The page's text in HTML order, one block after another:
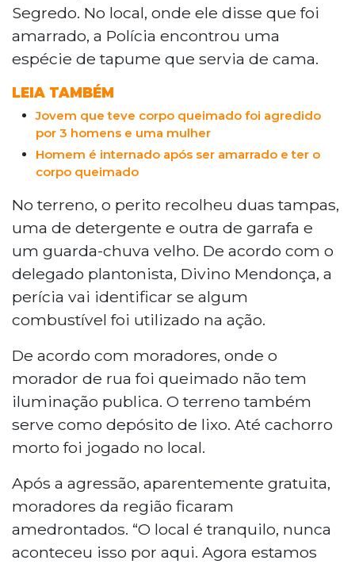
Segredo. No local, onde ele disse que foi
amarrado, a Polícia encontrou uma
espécie de tapume que servia de cama.
LEIA TAMBÉM
Jovem que teve corpo queimado foi agredido
por 3 homens e uma mulher
Homem é internado após ser amarrado e ter o
corpo queimado
No terreno, o perito recolheu duas tampas,
uma de detergente e outra de garrafa e
um guarda-chuva velho. De acordo com o
delegado plantonista, Divino Mendonça, a
perícia vai identificar se algum
combustível foi utilizado na ação.
De acordo com moradores, onde o
morador de rua foi queimado não tem
iluminação publica. O terreno também
serve como depósito de lixo. Até cachorro
morto foi jogado no local.
Após a agressão, aparentemente gratuita,
moradores da região ficaram
amedrontados. “O local é tranquilo, nunca
aconteceu isso por aqui. Agora estamos